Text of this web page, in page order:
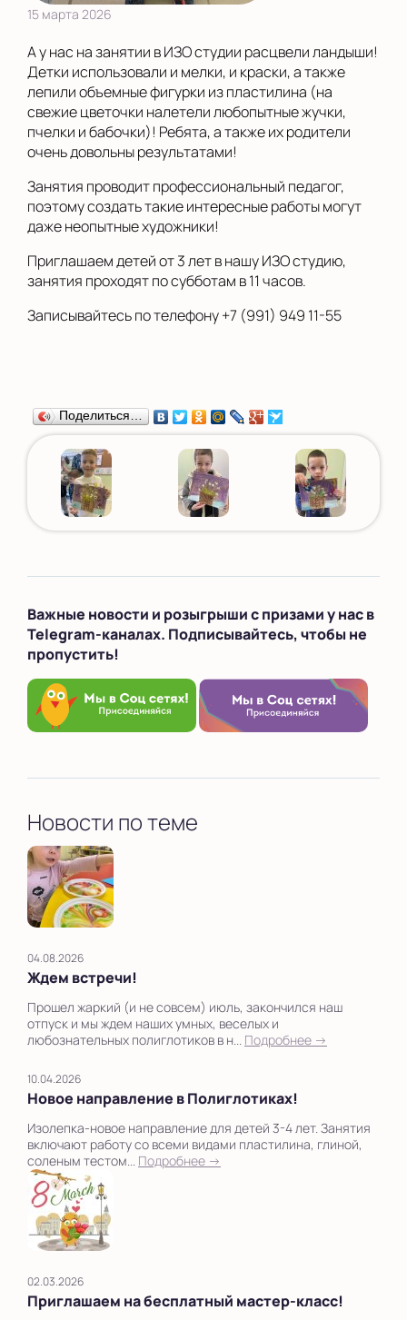
15 марта 2026
А у нас на занятии в ИЗО студии расцвели ландыши!
Детки использовали и мелки, и краски, а также
лепили объемные фигурки из пластилина (на
свежие цветочки налетели любопытные жучки,
пчелки и бабочки)! Ребята, а также их родители
очень довольны результатами!
Занятия проводит профессиональный педагог,
поэтому создать такие интересные работы могут
даже неопытные художники!
Приглашаем детей от 3 лет в нашу ИЗО студию,
занятия проходят по субботам в 11 часов.
Записывайтесь по телефону +7 (991) 949 11-55
Поделиться…
Важные новости и розыгрыши с призами у нас в
Telegram-каналах. Подписывайтесь, чтобы не
пропустить!
Новости по теме
04.08.2026
Ждем встречи!
Прошел жаркий (и не совсем) июль, закончился наш
отпуск и мы ждем наших умных, веселых и
любознательных полиглотиков в н... Подробнее →
10.04.2026
Новое направление в Полиглотиках!
Изолепка-новое направление для детей 3-4 лет. Занятия
включают работу со всеми видами пластилина, глиной,
соленым тестом... Подробнее →
02.03.2026
Приглашаем на бесплатный мастер-класс!